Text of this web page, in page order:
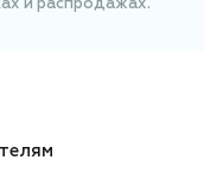
и распродажах.